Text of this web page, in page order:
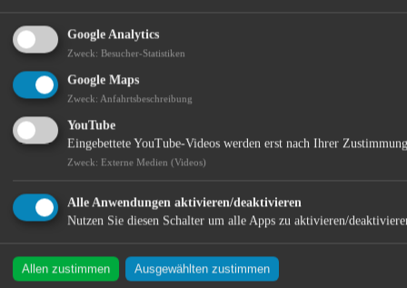
GV-Service, Tiefkühlkost, Feinkost
Standort:
Google Analytics
Zweck: Besucher-Statistiken
Google Maps
Zweck: Anfahrtsbeschreibung
YouTube
Eingebettete YouTube-Videos werden erst nach Ihrer
Zweck: Externe Medien (Videos)
Alle Anwendungen aktivieren/deaktivieren
Nutzen Sie diesen Schalter um alle Apps zu aktivieren/
Allen zustimmen Ausgewählten zustimmen